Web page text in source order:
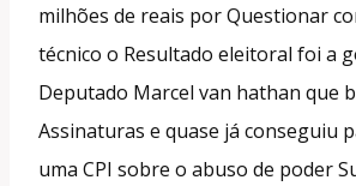
milhões de reais por Questionar
técnico o Resultado eleitoral foi a
Deputado Marcel van hathan que
Assinaturas e quase já conseguiu
uma CPI sobre o abuso de poder